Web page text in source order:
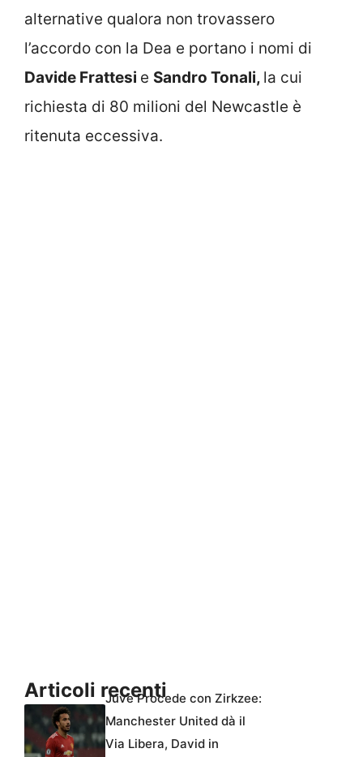
alternative qualora non trovassero
l’accordo con la Dea e portano i nomi di
Davide Frattesi e Sandro Tonali, la cui
richiesta di 80 milioni del Newcastle è
ritenuta eccessiva.
Articoli recentiJuve Procede con Zirkzee:
Manchester United dà il
Via Libera, David in